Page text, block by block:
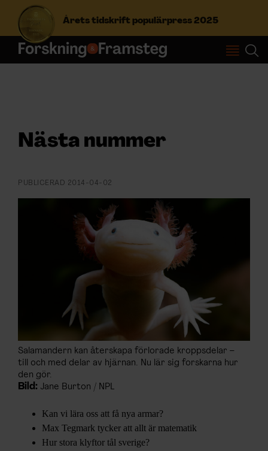
Årets tidskrift populärpress 2025
S
ARKIV & E-TIDNING
LYSSNA/PODD
EVENEMANG & RESOR
SHOP
SKRIV I F&F
Nästa nummer
PUBLICERAD 2014-04-02
Salamandern kan återskapa förlorade kroppsdelar –
till och med delar av hjärnan. Nu lär sig forskarna hur
den gör.
Bild: Jane Burton / NPL
Kan vi lära oss att få nya armar?
Max Tegmark tycker att allt är matematik
Hur stora klyftor tål sverige?